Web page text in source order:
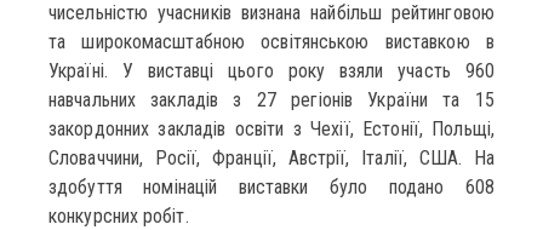
чисельністю учасників визнана найбільш рейтинговою
та широкомасштабною освітянською виставкою в
Україні. У виставці цього року взяли участь 960
навчальних закладів з 27 регіонів України та 15
закордонних закладів освіти з Чехії, Естонії, Польщі,
Словаччини, Росії, Франції, Австрії, Італії, США. На
здобуття номінацій виставки було подано 608
конкурсних робіт.